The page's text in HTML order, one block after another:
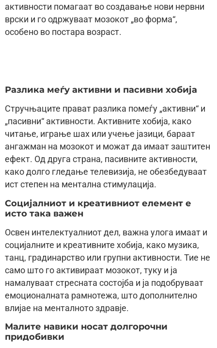
активности помагаат во создавање нови нервни
врски и го одржуваат мозокот „во форма“,
особено во постара возраст.
Разлика меѓу активни и пасивни хобија
Стручњаците прават разлика помеѓу „активни“ и
„пасивни“ активности. Активните хобија, како
читање, играње шах или учење јазици, бараат
ангажман на мозокот и можат да имаат заштитен
ефект. Од друга страна, пасивните активности,
како долго гледање телевизија, не обезбедуваат
ист степен на ментална стимулација.
Социјалниот и креативниот елемент е
исто така важен
Освен интелектуалниот дел, важна улога имаат и
социјалните и креативните хобија, како музика,
танц, градинарство или групни активности. Тие не
само што го активираат мозокот, туку и ја
намалуваат стресната состојба и ја подобруваат
емоционалната рамнотежа, што дополнително
влијае на менталното здравје.
Малите навики носат долгорочни
придобивки